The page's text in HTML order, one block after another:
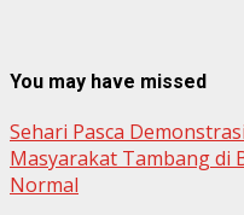
You may have missed
Sehari Pasca
Masyarakat Tambang di
Normal